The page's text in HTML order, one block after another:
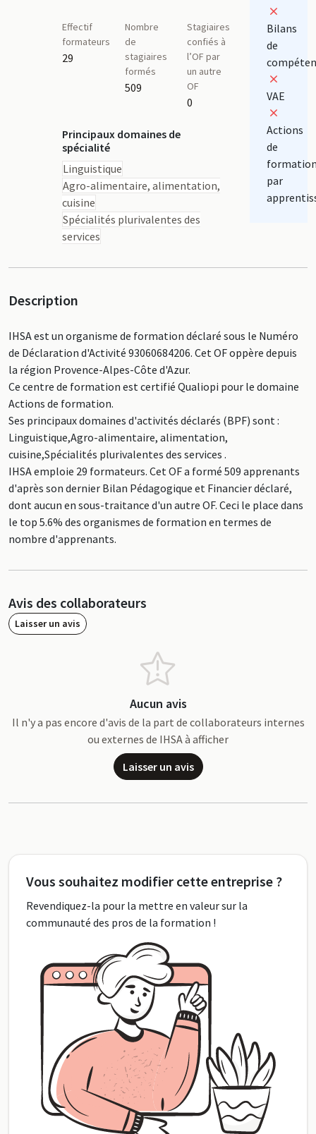
Effectif
formateurs
29
Nombre
de
stagiaires
formés
509
Stagiaires
confiés à
l’OF par
un autre
OF
0
Principaux domaines de
spécialité
Linguistique
Agro-alimentaire, alimentation,
cuisine
Spécialités plurivalentes des
services
Bilans
de
VAE
Actions
de
par
Description
IHSA est un organisme de formation déclaré sous le Numéro
de Déclaration d'Activité 93060684206. Cet OF oppère depuis
la région Provence-Alpes-Côte d'Azur.
Ce centre de formation est certifié Qualiopi pour le domaine
Actions de formation.
Ses principaux domaines d'activités déclarés (BPF) sont :
Linguistique,Agro-alimentaire, alimentation,
cuisine,Spécialités plurivalentes des services .
IHSA emploie 29 formateurs. Cet OF a formé 509 apprenants
d'après son dernier Bilan Pédagogique et Financier déclaré,
dont aucun en sous-traitance d'un autre OF. Ceci le place dans
le top 5.6% des organismes de formation en termes de
nombre d'apprenants.
Avis des collaborateurs
Laisser un avis
Aucun avis
Il n'y a pas encore d'avis de la part de collaborateurs internes
ou externes de IHSA à afficher
Laisser un avis
Vous souhaitez modifier cette entreprise ?
Revendiquez-la pour la mettre en valeur sur la
communauté des pros de la formation !